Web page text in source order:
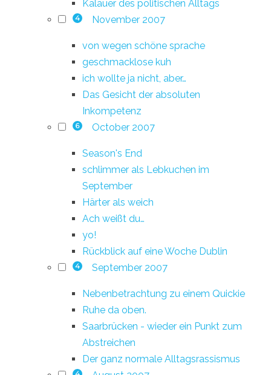
Kalauer des politischen Alltags
4 November 2007
von wegen schöne sprache
geschmacklose kuh
ich wollte ja nicht, aber…
Das Gesicht der absoluten
Inkompetenz
6 October 2007
Season's End
schlimmer als Lebkuchen im
September
Härter als weich
Ach weißt du…
yo!
Rückblick auf eine Woche Dublin
4 September 2007
Nebenbetrachtung zu einem Quickie
Ruhe da oben.
Saarbrücken - wieder ein Punkt zum
Abstreichen
Der ganz normale Alltagsrassismus